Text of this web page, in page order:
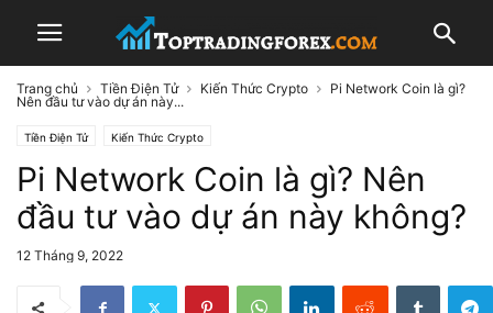
Trang chủ Tiền Điện Tử Kiến Thức Crypto
Pi Network Coin là gì?
Nên đầu tư vào dự án này...
Tiền Điện Tử Kiến Thức Crypto
Pi Network Coin là gì? Nên
đầu tư vào dự án này không?
12 Tháng 9, 2022